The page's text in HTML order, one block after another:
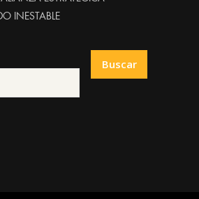
INESTABLE
Buscar